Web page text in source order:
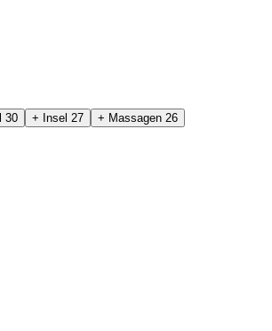
30 + Insel 27 + Massagen 26